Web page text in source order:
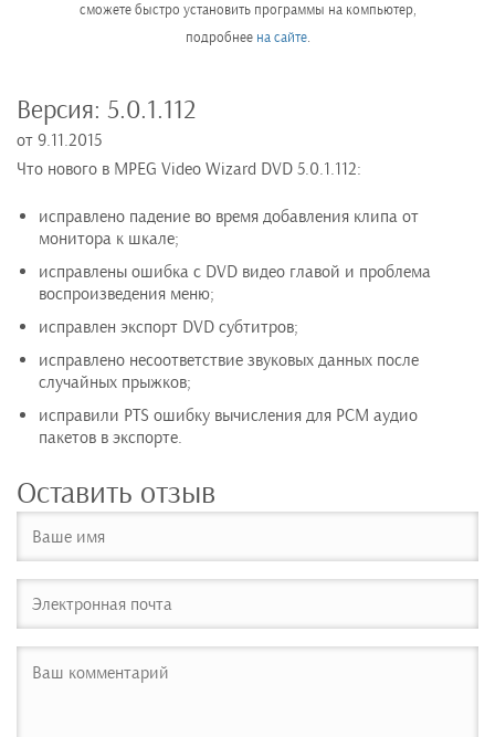
сможете быстро установить программы на компьютер,
подробнее на сайте.
Версия: 5.0.1.112
от 9.11.2015
Что нового в MPEG Video Wizard DVD 5.0.1.112:
исправлено падение во время добавления клипа от
монитора к шкале;
исправлены ошибка с DVD видео главой и проблема
воспроизведения меню;
исправлен экспорт DVD субтитров;
исправлено несоответствие звуковых данных после
случайных прыжков;
исправили PTS ошибку вычисления для PCM аудио
пакетов в экспорте.
Оставить отзыв